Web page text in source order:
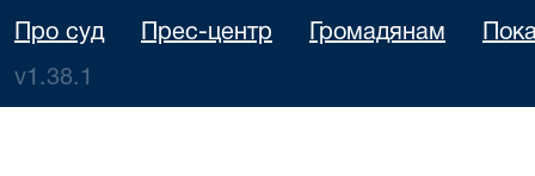
Про суд Прес-центр Громадянам
v1.38.1